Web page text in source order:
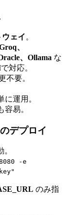
ェイ 。
、
、Ollama な
対応。
不要。
に運用。
容易。
デプロイ
-e
のみ指